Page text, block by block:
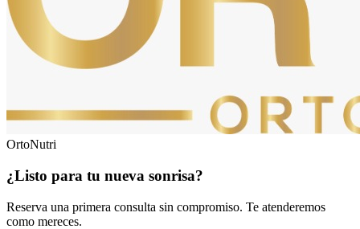
OrtoNutri
¿Listo para tu nueva sonrisa?
Reserva una primera consulta sin compromiso. Te atenderemos
como mereces.